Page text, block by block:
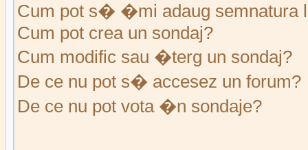
Cum pot s� �mi adaug semnatura
Cum pot crea un sondaj?
Cum modific sau �terg un sondaj?
De ce nu pot s� accesez un forum?
De ce nu pot vota �n sondaje?